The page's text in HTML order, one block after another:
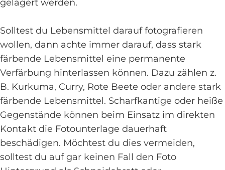
gelagert werden.
Solltest du Lebensmittel darauf fotografieren
wollen, dann achte immer darauf, dass stark
färbende Lebensmittel eine permanente
Verfärbung hinterlassen können. Dazu zählen z.
B. Kurkuma, Curry, Rote Beete oder andere stark
färbende Lebensmittel. Scharfkantige oder heiße
Gegenstände können beim Einsatz im direkten
Kontakt die Fotounterlage dauerhaft
beschädigen. Möchtest du dies vermeiden,
solltest du auf gar keinen Fall den Foto